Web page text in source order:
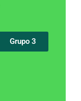
Grupo 3